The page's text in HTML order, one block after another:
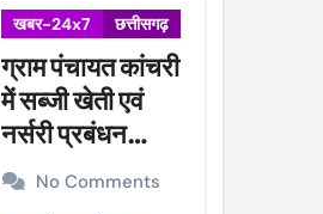
खबर-24x7 छत्तीसगढ़
ग्राम पंचायत कांचरी
में सब्जी खेती एवं
नर्सरी प्रबंधन
प्रशिक्षण का शुभारंभ
No Comments